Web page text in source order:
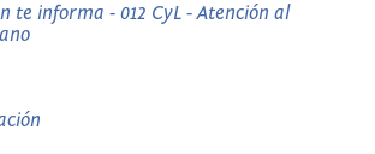
te informa - 012 CyL - Atención al